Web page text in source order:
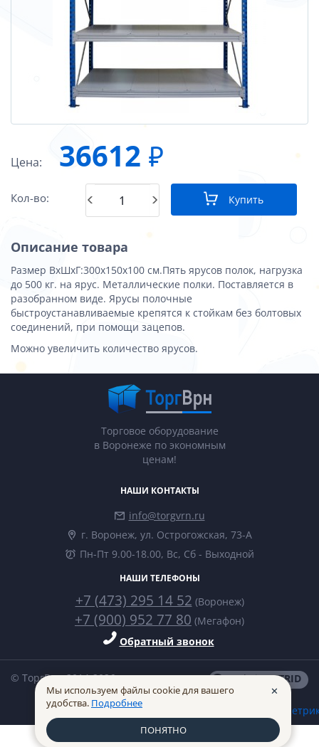
Цена: 36612 ₽
Кол-во: Купить
Описание товара
Размер ВхШхГ:300x150x100 см.Пять ярусов полок, нагрузка
до 500 кг. на ярус. Металлические полки. Поставляется в
разобранном виде. Ярусы полочные
быстроустанавливаемые крепятся к стойкам без болтовых
соединений, при помощи зацепов.
Можно увеличить количество ярусов.
Торговое оборудование
в Воронеже по экономным
ценам!
НАШИ КОНТАКТЫ
info@torgvrn.ru
г. Воронеж, ул. Острогожская, 73-А
Пн-Пт 9.00-18.00, Вс, Сб - Выходной
НАШИ ТЕЛЕФОНЫ
+7 (473) 295 14 52 (Воронеж)
+7 (900) 952 77 80 (Мегафон)
Обратный звонок
made inINTRID
© ТоргВрн 2014-2026
Мы используем файлы cookie для вашего
удобства. Подробнее
✕
ПОНЯТНО